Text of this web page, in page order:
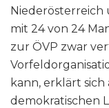
Niederösterreich
mit 24 von 24
zur ÖVP zwar
kann, erklärt
demokratischen